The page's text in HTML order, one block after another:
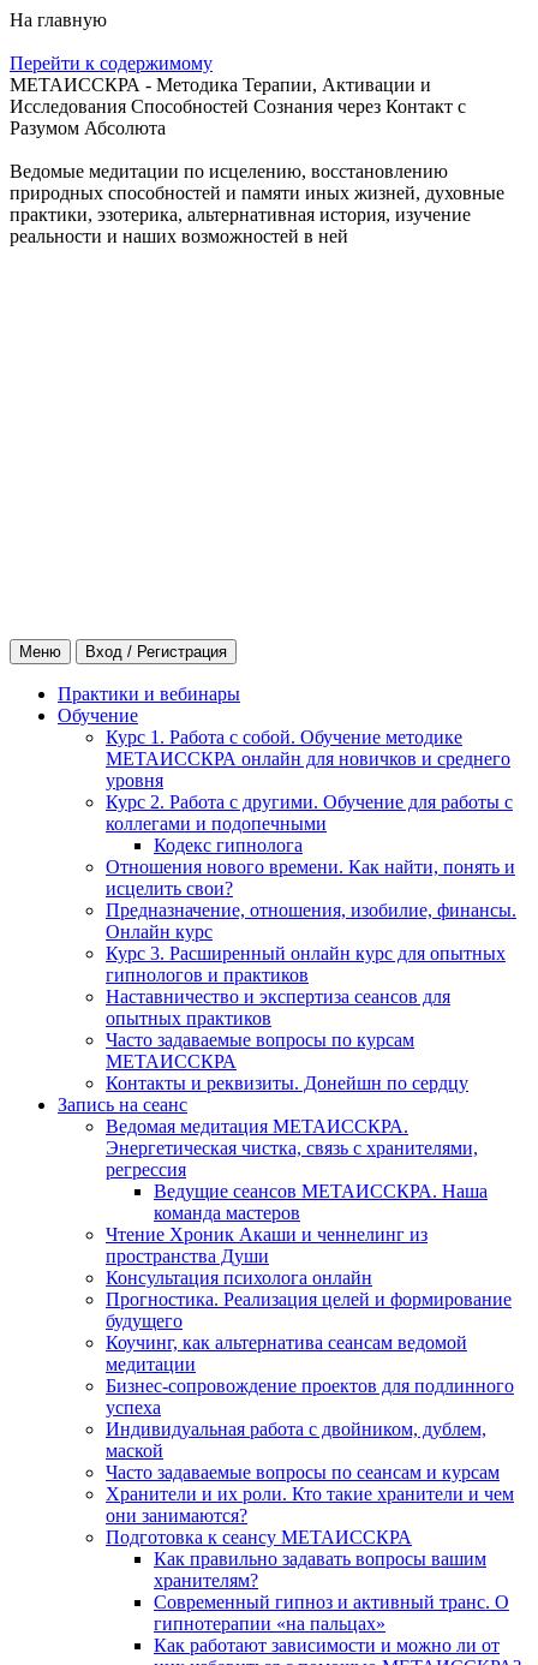
На главную
Перейти к содержимому
МЕТАИССКРА - Методика Терапии, Активации и
Исследования Способностей Сознания через Контакт с
Разумом Абсолюта
Ведомые медитации по исцелению, восстановлению
природных способностей и памяти иных жизней, духовные
практики, эзотерика, альтернативная история, изучение
реальности и наших возможностей в ней
Меню Вход / Регистрация
Практики и вебинары
Обучение
Курс 1. Работа с собой. Обучение методике
МЕТАИССКРА онлайн для новичков и среднего
уровня
Курс 2. Работа с другими. Обучение для работы с
коллегами и подопечными
Кодекс гипнолога
Отношения нового времени. Как найти, понять и
исцелить свои?
Предназначение, отношения, изобилие, финансы.
Онлайн курс
Курс 3. Расширенный онлайн курс для опытных
гипнологов и практиков
Наставничество и экспертиза сеансов для
опытных практиков
Часто задаваемые вопросы по курсам
МЕТАИССКРА
Контакты и реквизиты. Донейшн по сердцу
Запись на сеанс
Ведомая медитация МЕТАИССКРА.
Энергетическая чистка, связь с хранителями,
регрессия
Ведущие сеансов МЕТАИССКРА. Наша
команда мастеров
Чтение Хроник Акаши и ченнелинг из
пространства Души
Консультация психолога онлайн
Прогностика. Реализация целей и формирование
будущего
Коучинг, как альтернатива сеансам ведомой
медитации
Бизнес-сопровождение проектов для подлинного
успеха
Индивидуальная работа с двойником, дублем,
маской
Часто задаваемые вопросы по сеансам и курсам
Хранители и их роли. Кто такие хранители и чем
они занимаются?
Подготовка к сеансу МЕТАИССКРА
Как правильно задавать вопросы вашим
хранителям?
Современный гипноз и активный транс. О
гипнотерапии «на пальцах»
Как работают зависимости и можно ли от